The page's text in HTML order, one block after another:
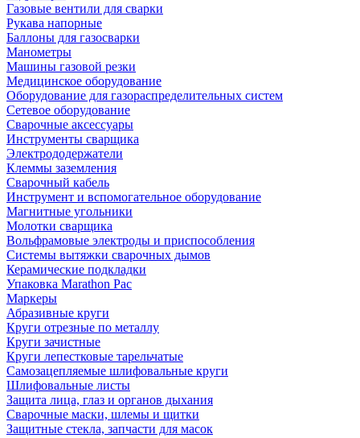
Газовые вентили для сварки
Рукава напорные
Баллоны для газосварки
Манометры
Машины газовой резки
Медицинское оборудование
Оборудование для газораспределительных систем
Сетевое оборудование
Сварочные аксессуары
Инструменты сварщика
Электрододержатели
Клеммы заземления
Сварочный кабель
Инструмент и вспомогательное оборудование
Магнитные угольники
Молотки сварщика
Вольфрамовые электроды и приспособления
Системы вытяжки сварочных дымов
Керамические подкладки
Упаковка Marathon Pac
Маркеры
Абразивные круги
Круги отрезные по металлу
Круги зачистные
Круги лепестковые тарельчатые
Самозацепляемые шлифовальные круги
Шлифовальные листы
Защита лица, глаз и органов дыхания
Сварочные маски, шлемы и щитки
Защитные стекла, запчасти для масок